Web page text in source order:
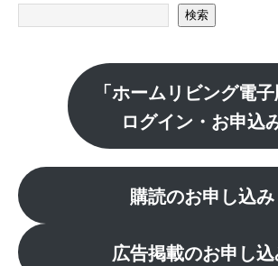
検索
「ホームリビング電子
ログイン・お申込
購読のお申し込み
広告掲載のお申し